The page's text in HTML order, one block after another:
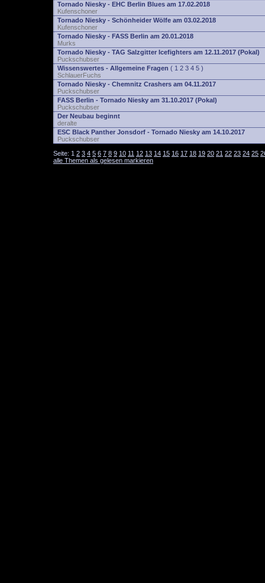
Tornado Niesky - EHC Berlin Blues am 17.02.2018
Kufenschoner
Tornado Niesky - Schönheider Wölfe am 03.02.2018
Kufenschoner
Tornado Niesky - FASS Berlin am 20.01.2018
Murks
Tornado Niesky - TAG Salzgitter Icefighters am 12.11.2017 (Pokal)
Puckschubser
Wissenswertes - Allgemeine Fragen ( 1 2 3 4 5 )
SchlauerFuchs
Tornado Niesky - Chemnitz Crashers am 04.11.2017
Puckschubser
FASS Berlin - Tornado Niesky am 31.10.2017 (Pokal)
Puckschubser
Der Neubau beginnt
deralte
ESC Black Panther Jonsdorf - Tornado Niesky am 14.10.2017
Puckschubser
Seite: 1 2 3 4 5 6 7 8 9 10 11 12 13 14 15 16 17 18 19 20 21 22 23 24 25
alle Themen als gelesen markieren